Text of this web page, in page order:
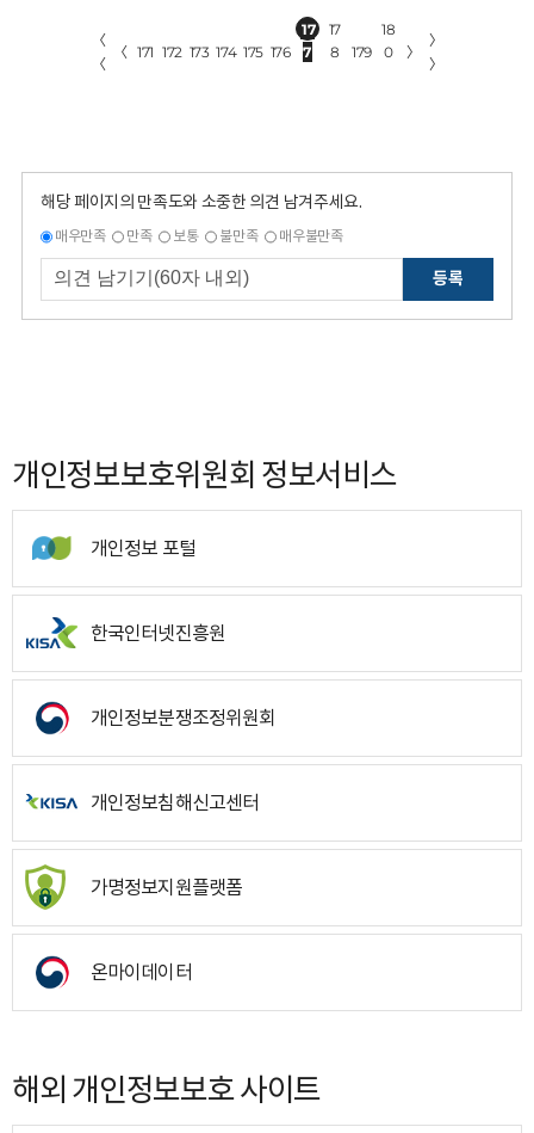
〈
〈
〈 171 172 173 174 175 176
17
7
17
8
179
18
0
〉
〉
〉
해당 페이지의 만족도와 소중한 의견 남겨주세요.
매우만족 만족 보통 불만족 매우불만족
등록
개인정보보호위원회 정보서비스
개인정보 포털
한국인터넷진흥원
개인정보분쟁조정위원회
개인정보침해신고센터
가명정보지원플랫폼
온마이데이터
해외 개인정보보호 사이트